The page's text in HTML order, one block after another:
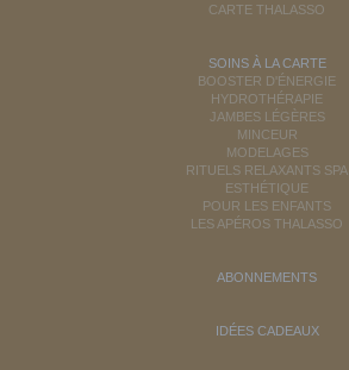
CARTE THALASSO
SOINS À LA CARTE
BOOSTER D'ÉNERGIE
HYDROTHÉRAPIE
JAMBES LÉGÈRES
MINCEUR
MODELAGES
RITUELS RELAXANTS SPA
ESTHÉTIQUE
POUR LES ENFANTS
LES APÉROS THALASSO
ABONNEMENTS
IDÉES CADEAUX